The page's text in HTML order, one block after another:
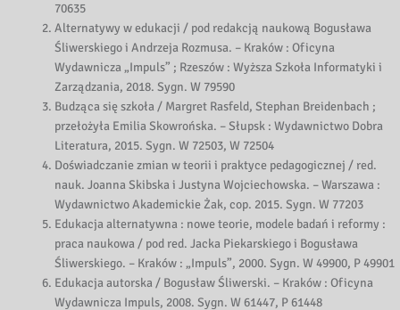
70635
Alternatywy w edukacji / pod redakcją naukową Bogusława
Śliwerskiego i Andrzeja Rozmusa. – Kraków : Oficyna
Wydawnicza „Impuls” ; Rzeszów : Wyższa Szkoła Informatyki i
Zarządzania, 2018. Sygn. W 79590
Budząca się szkoła / Margret Rasfeld, Stephan Breidenbach ;
przełożyła Emilia Skowrońska. – Słupsk : Wydawnictwo Dobra
Literatura, 2015. Sygn. W 72503, W 72504
Doświadczanie zmian w teorii i praktyce pedagogicznej / red.
nauk. Joanna Skibska i Justyna Wojciechowska. – Warszawa :
Wydawnictwo Akademickie Żak, cop. 2015. Sygn. W 77203
Edukacja alternatywna : nowe teorie, modele badań i reformy :
praca naukowa / pod red. Jacka Piekarskiego i Bogusława
Śliwerskiego. – Kraków : „Impuls”, 2000. Sygn. W 49900, P 49901
Edukacja autorska / Bogusław Śliwerski. – Kraków : Oficyna
Wydawnicza Impuls, 2008. Sygn. W 61447, P 61448